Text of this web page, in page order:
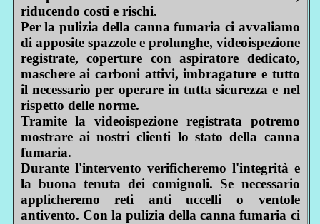
riducendo costi e rischi.
Per la pulizia della canna fumaria ci avvaliamo
di apposite spazzole e prolunghe, videoispezione
registrate, coperture con aspiratore dedicato,
maschere ai carboni attivi, imbragature e tutto
il necessario per operare in tutta sicurezza e nel
rispetto delle norme.
Tramite la videoispezione registrata potremo
mostrare ai nostri clienti lo stato della canna
fumaria.
Durante l'intervento verificheremo l'integrità e
la buona tenuta dei comignoli. Se necessario
applicheremo reti anti uccelli o ventole
antivento. Con la pulizia della canna fumaria ci